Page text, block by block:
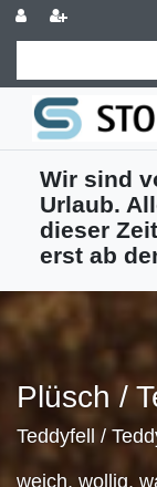
Wir sind
Urlaub.
dieser
erst ab
Plüsch /
Teddyfell /
weich, wollig,